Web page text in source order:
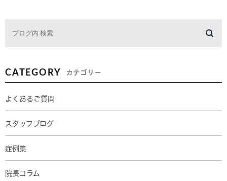
CATEGORY カテゴリー
よくあるご質問
スタッフブログ
症例集
院長コラム